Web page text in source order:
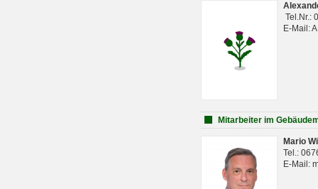
Tel.Nr.:
E-Mail:
Mitarbeiter im
Mario
Tel.:
E-Mail: